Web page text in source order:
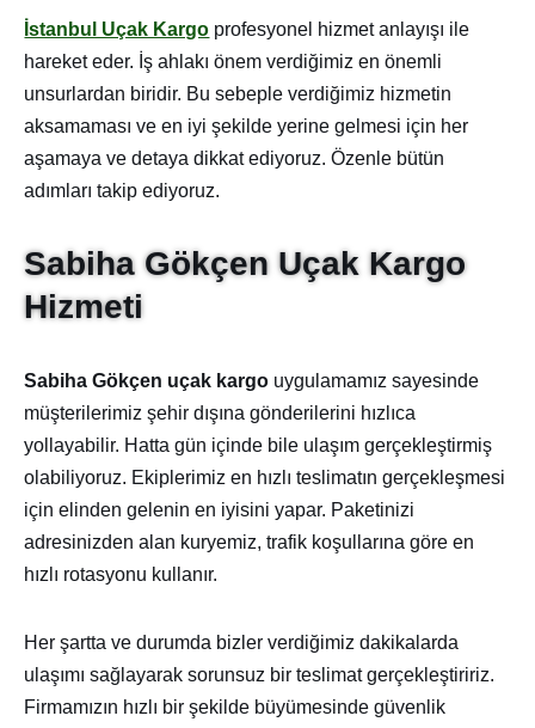
İstanbul Uçak Kargo profesyonel hizmet anlayışı ile
hareket eder. İş ahlakı önem verdiğimiz en önemli
unsurlardan biridir. Bu sebeple verdiğimiz hizmetin
aksamaması ve en iyi şekilde yerine gelmesi için her
aşamaya ve detaya dikkat ediyoruz. Özenle bütün
adımları takip ediyoruz.
Sabiha Gökçen Uçak Kargo
Hizmeti
Sabiha Gökçen uçak kargo uygulamamız sayesinde
müşterilerimiz şehir dışına gönderilerini hızlıca
yollayabilir. Hatta gün içinde bile ulaşım gerçekleştirmiş
olabiliyoruz. Ekiplerimiz en hızlı teslimatın gerçekleşmesi
için elinden gelenin en iyisini yapar. Paketinizi
adresinizden alan kuryemiz, trafik koşullarına göre en
hızlı rotasyonu kullanır.
Her şartta ve durumda bizler verdiğimiz dakikalarda
ulaşımı sağlayarak sorunsuz bir teslimat gerçekleştiririz.
Firmamızın hızlı bir şekilde büyümesinde güvenlik